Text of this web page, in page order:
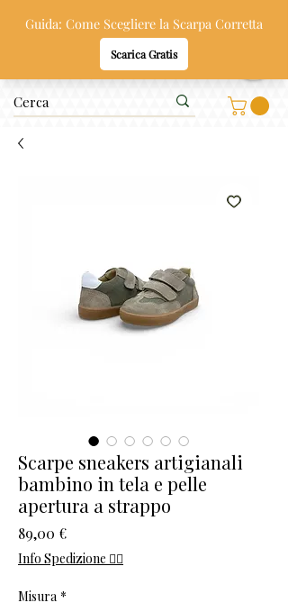
Oppi & Gi
SCARPE SANE PER BAMBINI
Scarpe sneakers artigianali
bambino in tela e pelle
apertura a strappo
89,00 €Prezzo
Info Spedizione 👈🏻
Misura *